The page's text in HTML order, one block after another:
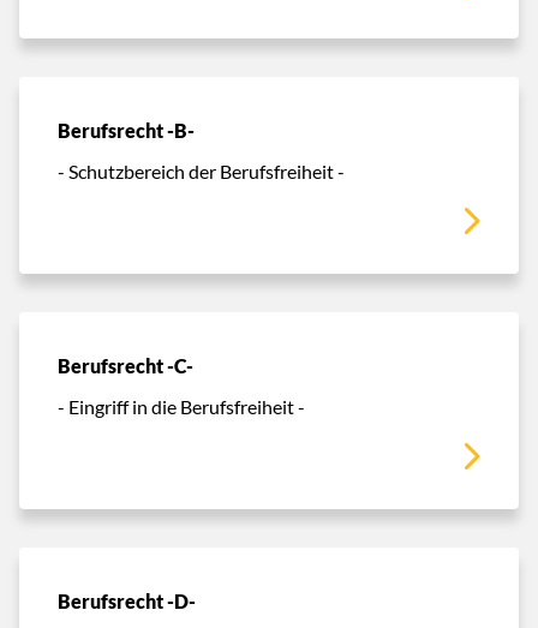
Berufsrecht -B-
- Schutzbereich der Berufsfreiheit -
Berufsrecht -C-
- Eingriff in die Berufsfreiheit -
Berufsrecht -D-